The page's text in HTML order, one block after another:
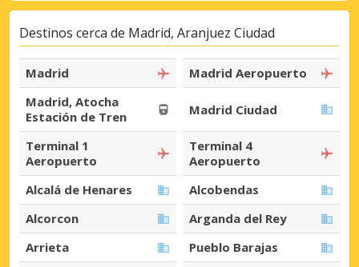
Destinos cerca de Madrid, Aranjuez Ciudad
Madrid
Madrid Aeropuerto
Madrid, Atocha
Estación de Tren
Madrid Ciudad
Terminal 1
Aeropuerto
Terminal 4
Aeropuerto
Alcalá de Henares
Alcobendas
Alcorcon
Arganda del Rey
Arrieta
Pueblo Barajas